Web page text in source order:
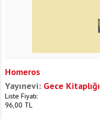
Homeros
Yayınevi: Gece Kitaplığı
Liste Fiyatı:
96,00 TL